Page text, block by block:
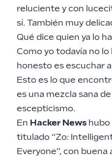
reluciente y con
sí. También muy
Qué dice quien ya lo
Como yo todavía no lo
honesto es escuchar
Esto es lo que
es una mezcla sana
escepticismo.
En Hacker Newshubo
titulado “Zo:
Everyone”, con